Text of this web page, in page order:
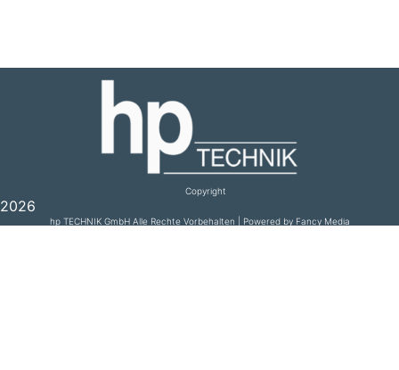
Copyright
2026
hp TECHNIK GmbH Alle Rechte Vorbehalten | Powered by Fancy Media